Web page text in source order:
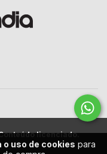
o uso de cookies para
licenciado.